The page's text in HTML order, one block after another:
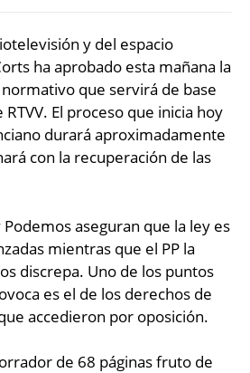
y del espacio
ha aprobado esta mañana la
que servirá de base
El proceso que inicia hoy
durará aproximadamente
con la recuperación de las
Podemos aseguran que la ley es
mientras que el PP la
discrepa. Uno de los puntos
es el de los derechos de
accedieron por oposición.
de 68 páginas fruto de